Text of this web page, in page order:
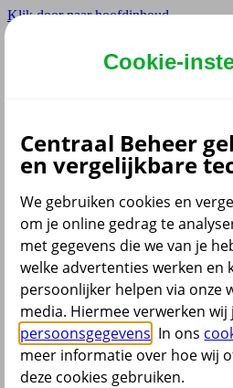
Klik door naar hoofdinhoud
Hoofdmenu navigatie
Adviseur
Partner
Producten
Voor wie Service & contact
terug
Cookie-
Centraal Beheer
en vergelijkbare
We gebruiken cookies en
om je online gedrag te
met gegevens die we van je
welke advertenties werken en
persoonlijker helpen via onze
media. Hiermee verwerken wij
persoonsgegevens . In ons
meer informatie over hoe wij
deze cookies gebruiken.